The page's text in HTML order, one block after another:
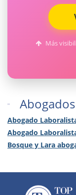
Más
Abogado
Abogado
Bosque y Lara